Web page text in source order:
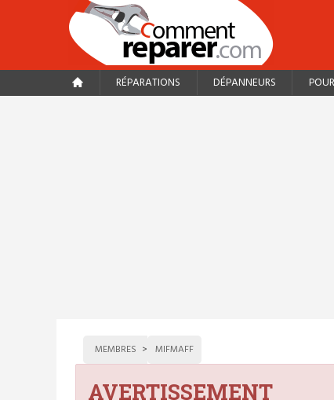
RÉPARATIONS DÉPANNEURS
MEMBRES MIFMAFF
AVERTISSEMENT